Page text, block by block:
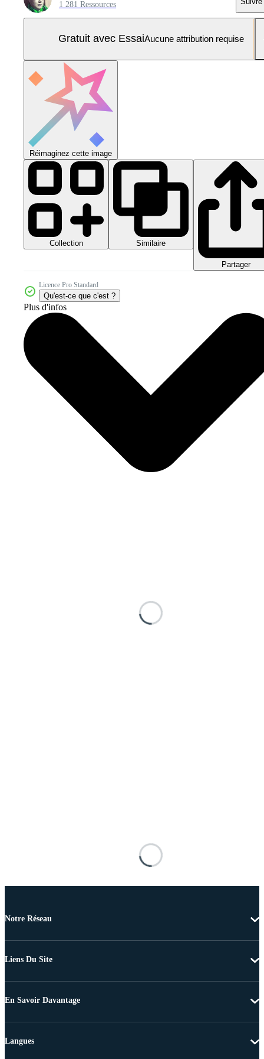
1 281 Ressources
Gratuit avec EssaiAucune attribution requise
Réimaginez cette image
Collection Similaire
Partager
Licence Pro Standard
Qu'est-ce que c'est ?
Plus d'infos
Notre Réseau
Liens Du Site
En Savoir Davantage
Langues